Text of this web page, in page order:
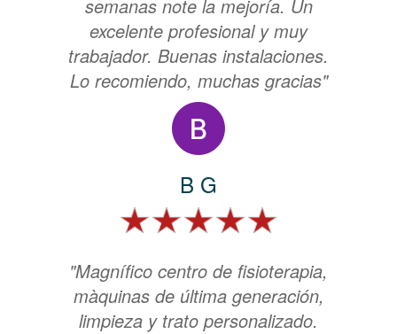
semanas note la mejoría. Un
excelente profesional y muy
trabajador. Buenas instalaciones.
Lo recomiendo, muchas gracias"
B G
"Magnífico centro de fisioterapia,
màquinas de última generación,
limpieza y trato personalizado.